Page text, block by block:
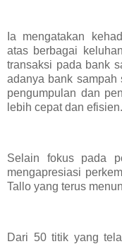
Ia mengatakan
atas berbagai
transaksi pada bank
adanya bank sampah
pengumpulan dan
lebih cepat dan efisien.
Selain fokus pada
mengapresiasi
Tallo yang terus
Dari 50 titik yang